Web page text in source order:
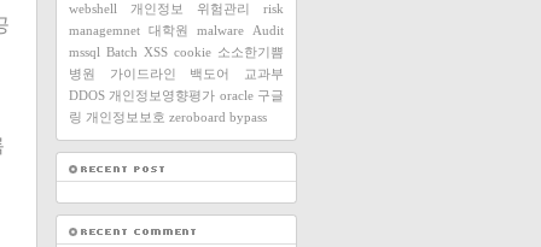
webshell
개인정보 위험관리
risk
managemnet 대학원 malware
Audit
mssql Batch XSS cookie 소소한기쁨
병원
가이드라인 백도어
교과부
DDOS 개인정보영향평가 oracle 구글
링 개인정보보호 zeroboard bypass